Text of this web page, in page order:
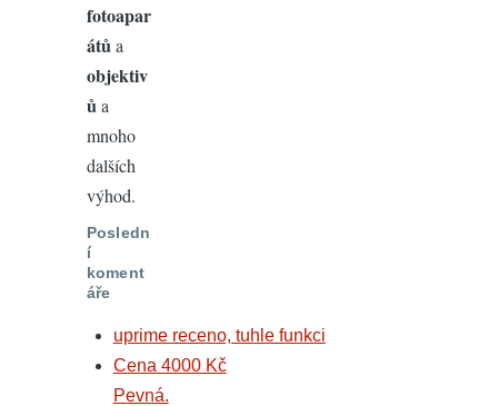
fotoapar
átů a
objektiv
ů a
mnoho
dalších
výhod.
Posledn
í
koment
áře
uprime receno, tuhle funkci
Cena 4000 Kč
Pevná.